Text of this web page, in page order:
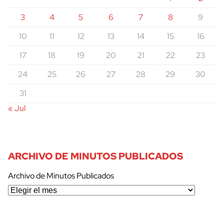
3
4 5 6 7 8
9
10
11 12 13 14 15
16
17
18 19 20 21 22
23
24
25 26 27 28 29
30
31
« Jul
ARCHIVO DE MINUTOS PUBLICADOS
Archivo de Minutos Publicados